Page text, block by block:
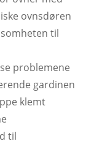
ovnsdøren
til
problemene
gardinen
klemt
til